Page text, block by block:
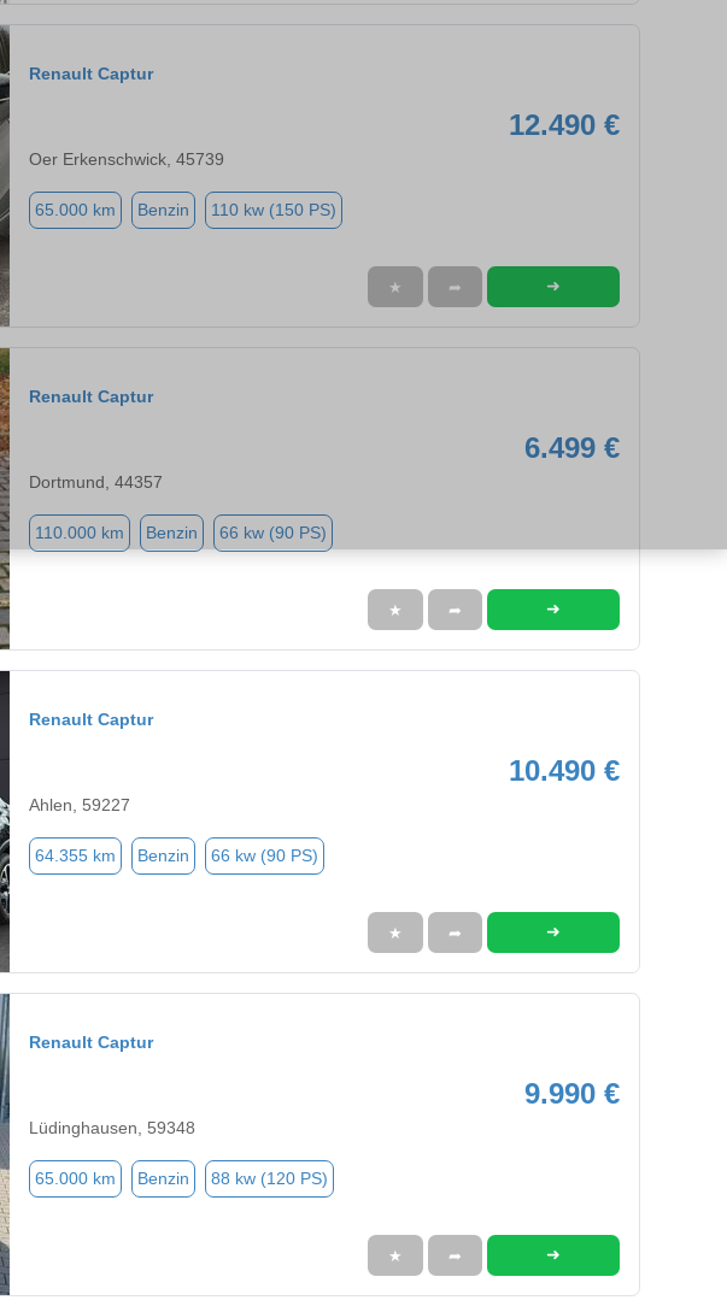
Renault Captur
12.490 €
Oer Erkenschwick, 45739
65.000 km Benzin 110 kw (150 PS)
★ ➦ ➜
Renault Captur
6.499 €
Dortmund, 44357
110.000 km Benzin 66 kw (90 PS)
★ ➦ ➜
Renault Captur
10.490 €
Ahlen, 59227
64.355 km Benzin 66 kw (90 PS)
★ ➦ ➜
Renault Captur
9.990 €
Lüdinghausen, 59348
65.000 km Benzin 88 kw (120 PS)
★ ➦ ➜